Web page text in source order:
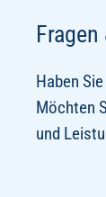
Haben
Möchten
und